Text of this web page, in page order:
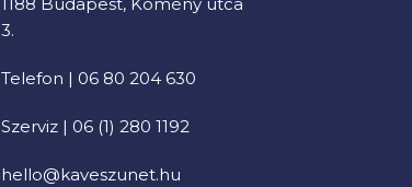
1188 Budapest, Kömény utca
3.
Telefon | 06 80 204 630
Szerviz | 06 (1) 280 1192
hello@kaveszunet.hu